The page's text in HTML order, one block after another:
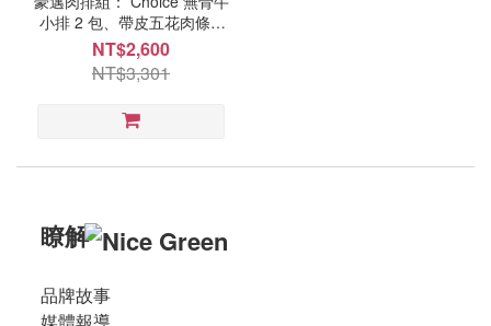
小排 2 包、帶皮五花肉條 1
包、松阪肉 1 包、霜降肉 2
包、美國骰子牛(板腱) 2
包、美蔬菜 3 盒 - NICE
NT$2,600
NT$3,301
瞭解
品牌故事